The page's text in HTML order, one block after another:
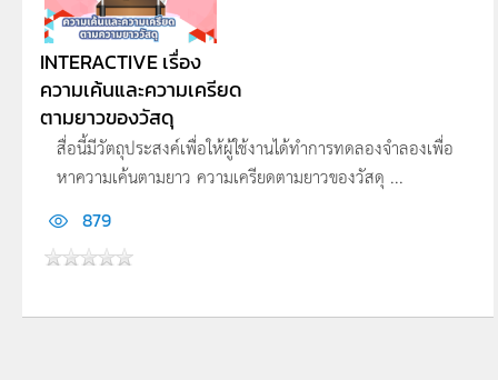
INTERACTIVE เรื่อง
ความเค้นและความเครียด
ตามยาวของวัสดุ
สื่อนี้มีวัตถุประสงค์เพื่อให้ผู้ใช้งานได้ทำการทดลองจำลองเพื่อ
หาความเค้นตามยาว ความเครียดตามยาวของวัสดุ ...
879